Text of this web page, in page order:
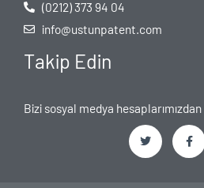
(0212) 373 94 04
info@ustunpatent.com
Takip Edin
Bizi sosyal medya
T
F